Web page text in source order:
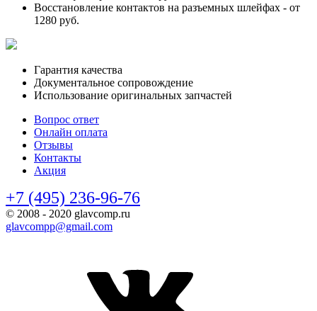
Восстановление контактов на разъемных шлейфах - от
1280 руб.
Гарантия качества
Документальное сопровождение
Использование оригинальных запчастей
Вопрос ответ
Онлайн оплата
Отзывы
Контакты
Акция
+7 (495) 236-96-76
© 2008 - 2020 glavcomp.ru
glavcompp@gmail.com